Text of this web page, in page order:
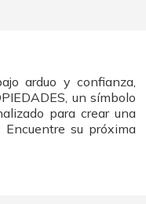
arduo y confianza,
un símbolo
para crear una
su próxima